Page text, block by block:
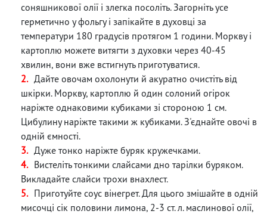
соняшникової олії і злегка посоліть. Загорніть усе
герметично у фольгу і запікайте в духовці за
температури 180 градусів протягом 1 години. Моркву і
картоплю можете витягти з духовки через 40-45
хвилин, вони вже встигнуть приготуватися.
Дайте овочам охолонути й акуратно очистіть від
шкірки. Моркву, картоплю й один солоний огірок
наріжте однаковими кубиками зі стороною 1 см.
Цибулину наріжте такими ж кубиками. З'єднайте овочі в
одній ємності.
Дуже тонко наріжте буряк кружечками.
Вистеліть тонкими слайсами дно тарілки буряком.
Викладайте слайси трохи внахлест.
Приготуйте соус вінегрет. Для цього змішайте в одній
мисочці сік половини лимона, 2-3 ст. л. маслинової олії,